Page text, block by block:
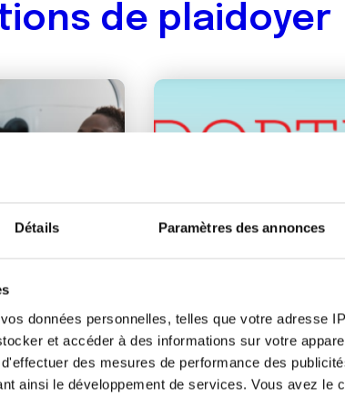
Détails Paramètres des annonces
données personnelles, telles que votre adresse
et accéder à des informations sur votre
des mesures de performance des
ainsi le développement de services. Vous avez le
de plaidoyer
les pénuries
26 JUIN 2023
PLAIDOYER
Tabac : pour